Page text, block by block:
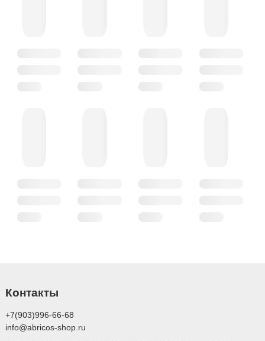
Контакты
+7(903)996-66-68
info@abricos-shop.ru